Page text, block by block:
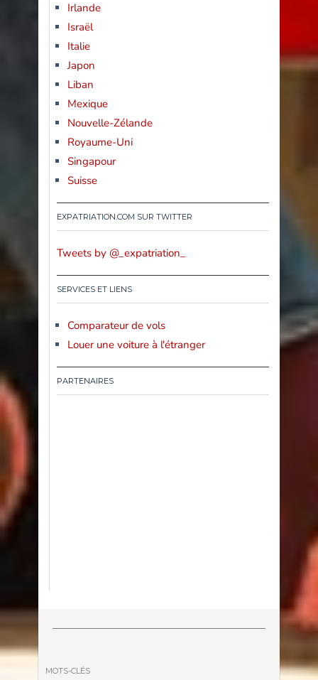
Irlande
Israël
Italie
Japon
Liban
Mexique
Nouvelle-Zélande
Royaume-Uni
Singapour
Suisse
EXPATRIATION.COM SUR TWITTER
Tweets by @_expatriation_
SERVICES ET LIENS
Comparateur de vols
Louer une voiture à l'étranger
PARTENAIRES
MOTS-CLÉS